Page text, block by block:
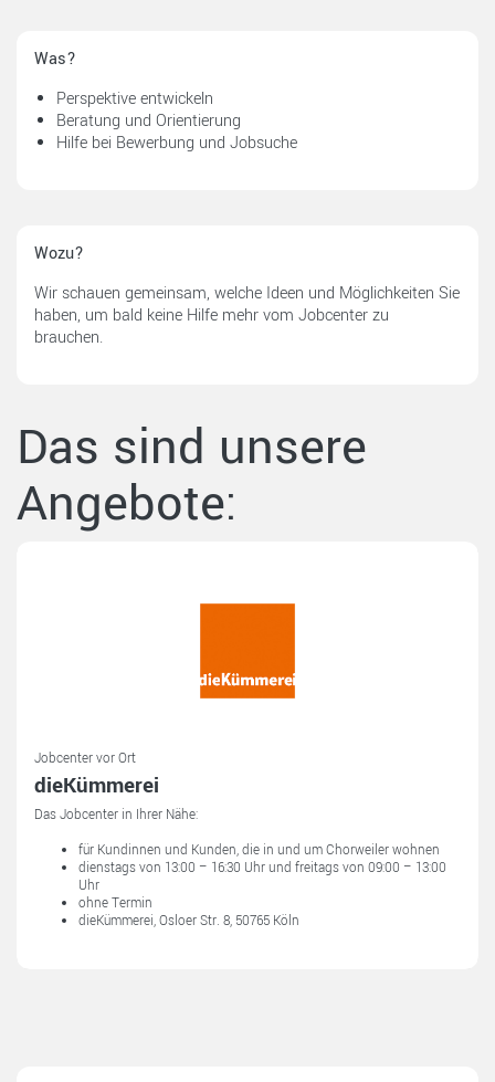
Was?
Perspektive entwickeln
Beratung und Orientierung
Hilfe bei Bewerbung und Jobsuche
Wozu?
Wir schauen gemeinsam, welche Ideen und Möglichkeiten Sie
haben, um bald keine Hilfe mehr vom Jobcenter zu
brauchen.
Das sind unsere
Angebote:
Jobcenter vor Ort
dieKümmerei
Das Jobcenter in Ihrer Nähe:
für Kundinnen und Kunden, die in und um Chorweiler wohnen
dienstags von 13:00 – 16:30 Uhr und freitags von 09:00 – 13:00
Uhr
ohne Termin
dieKümmerei, Osloer Str. 8, 50765 Köln